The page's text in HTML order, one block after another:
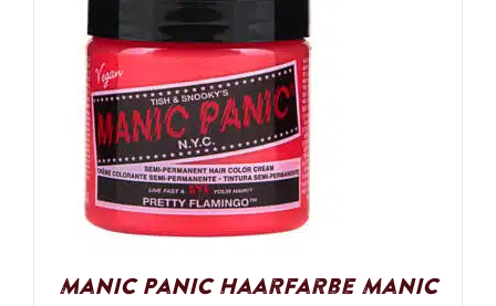
Manic Panic Haarfarbe Manic